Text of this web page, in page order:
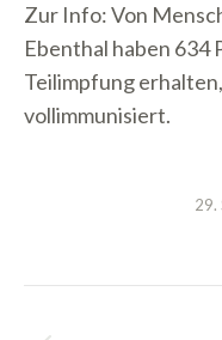
Zur Info: Von
Ebenthal haben 634
Teilimpfung
vollimmunisiert.
29.